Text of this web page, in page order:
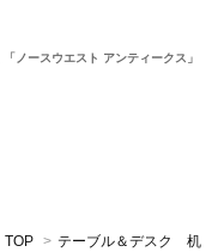
「ノースウエスト アンティークス」
TOP > テーブル＆デスク 机